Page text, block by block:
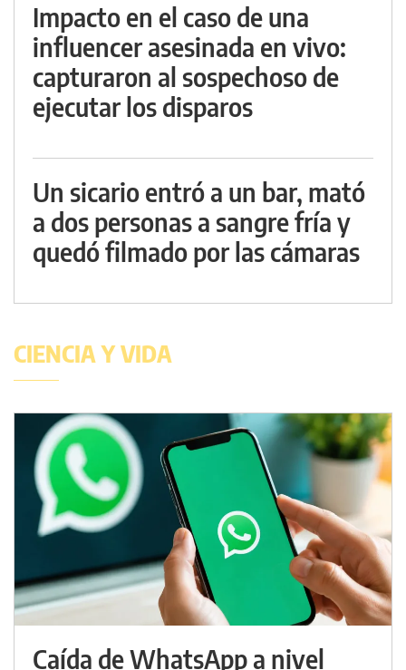
Impacto en el caso de una
influencer asesinada en vivo:
capturaron al sospechoso de
ejecutar los disparos
Un sicario entró a un bar, mató
a dos personas a sangre fría y
quedó filmado por las cámaras
CIENCIA Y VIDA
Caída de WhatsApp a nivel